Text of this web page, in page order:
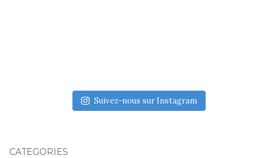
Suivez-nous sur Instagram
CATÉGORIES